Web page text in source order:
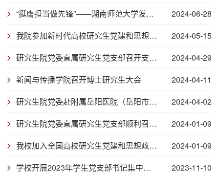
2024-06-28
“挺膺担当做先锋”——湖南师范大学发起在湘全国高校“百个研究生样板党支部”联学联建活动
2024-05-15
我院参加新时代高校研究生党建和思想政治工作研讨会
2024-04-29
研究生院党委直属研究生党支部召开支部党员大会
2024-04-11
新闻与传播学院召开博士研究生大会
2024-04-02
研究生院党委赴附属岳阳医院（岳阳市人民医院）看望慰问学生党员
2024-01-09
研究生院党委直属研究生党支部顺利召开支部大会
2024-01-09
我校加入全国高校研究生党建和思想政治工作联盟
2023-11-10
学校开展2023年学生党支部书记集中轮训